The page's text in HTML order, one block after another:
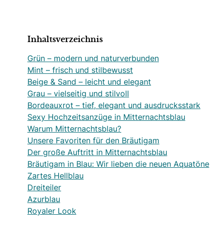
Inhaltsverzeichnis
Grün – modern und naturverbunden
Mint – frisch und stilbewusst
Beige & Sand – leicht und elegant
Grau – vielseitig und stilvoll
Bordeauxrot – tief, elegant und ausdrucksstark
Sexy Hochzeitsanzüge in Mitternachtsblau
Warum Mitternachtsblau?
Unsere Favoriten für den Bräutigam
Der große Auftritt in Mitternachtsblau
Bräutigam in Blau: Wir lieben die neuen Aquatöne
Zartes Hellblau
Dreiteiler
Azurblau
Royaler Look